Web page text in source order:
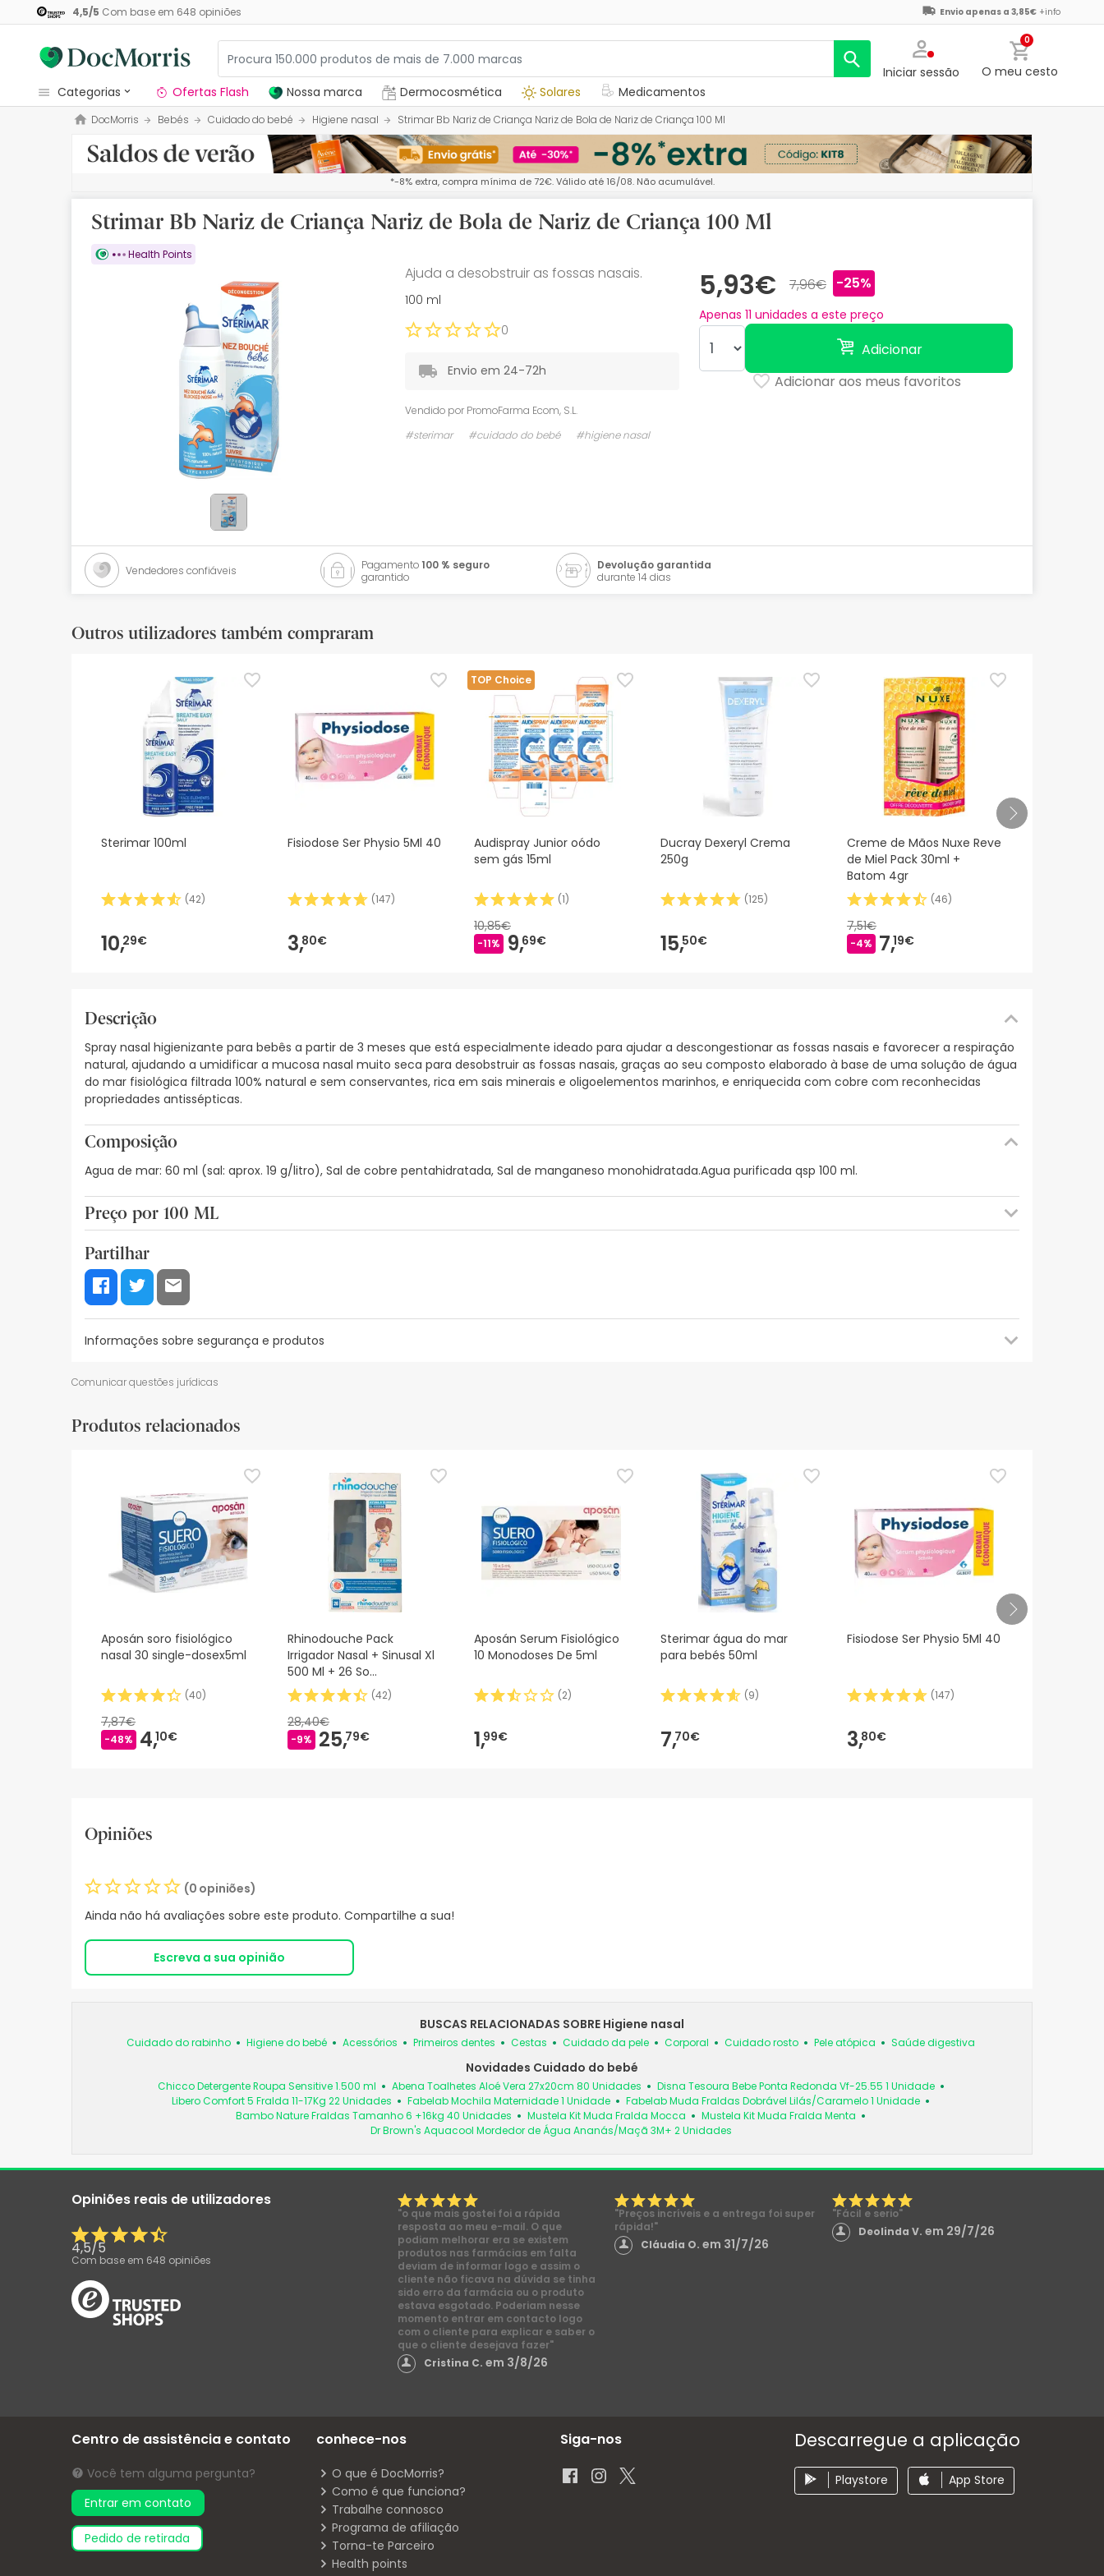
4,5/5 Com base em 648 opiniões Envio apenas a 3,85€ +info
Iniciar sessão
0
O meu cesto
categorias
Dermocosmetica
Nossa marca
Medicamentos
Cosmética
Promoções
Mais vendidos
Ofertas Flash Nossa marca Dermocosmética Solares Medicamentos
DocMorris Bebés Cuidado do bebé Higiene nasal Strimar Bb Nariz de Criança Nariz de Bola de Nariz de Criança 100 Ml
*-8% extra, compra mínima de 72€. Válido até 16/08. Não acumulável.
Strimar Bb Nariz de Criança Nariz de Bola de Nariz de Criança 100 Ml
Health Points
5,93€ 7,96€ -25%
Apenas 11 unidades a este preço
Adicionar
Adicionar aos meus favoritos
Ajuda a desobstruir as fossas nasais.
100 ml
0
Envio em 24-72h
Vendido por PromoFarma Ecom, S.L.
#sterimar
#cuidado do bebé #higiene nasal
Vendedores confiáveis Pagamento100 % seguro
garantido
Devolução garantida
durante 14 dias
Outros utilizadores também compraram
Sterimar 100ml
(42)
10,29€
Fisiodose Ser Physio 5Ml 40
(147)
3,80€
TOP Choice
Audispray Junior oódo
sem gás 15ml
(1)
10,85€
-11% 9,69€
Ducray Dexeryl Crema
250g
(125)
15,50€
Creme de Mãos Nuxe Reve
de Miel Pack 30ml +
Batom 4gr
(46)
7,51€
-4% 7,19€
Descrição
Spray nasal higienizante para bebês a partir de 3 meses que está especialmente ideado para ajudar a descongestionar as fossas nasais e favorecer a respiração
natural, ajudando a umidificar a mucosa nasal muito seca para desobstruir as fossas nasais, graças ao seu composto elaborado à base de uma solução de água
do mar fisiológica filtrada 100% natural e sem conservantes, rica em sais minerais e oligoelementos marinhos, e enriquecida com cobre com reconhecidas
propriedades antissépticas.
Composição
Agua de mar: 60 ml (sal: aprox. 19 g/litro), Sal de cobre pentahidratada, Sal de manganeso monohidratada.Agua purificada qsp 100 ml.
Preço por 100 ML
Partilhar
Informações sobre segurança e produtos
Recursos de segurança visual
De momento, não dispomos de imagens de segurança para este produto, mas estamos a trabalhar nisso. Recomendamos que voltes mais tarde para veres as
sobre segurança, não hesites em contactar-nos. Além disso, se desejares, também podes devolver o produto seguindo os
nossos termos e condições
Comunicar questões jurídicas
Produtos relacionados
Aposán soro fisiológico
nasal 30 single-dosex5ml
(40)
7,87€
-48% 4,10€
Rhinodouche Pack
Irrigador Nasal + Sinusal Xl
500 Ml + 26 So
RHINODOUCHE,
(42)
28,40€
-9% 25,79€
Aposán Serum Fisiológico
10 Monodoses De 5ml
(2)
1,99€
Sterimar água do mar
para bebés 50ml
(9)
7,70€
Fisiodose Ser Physio 5Ml 40
(147)
3,80€
Opiniões
(0 opiniões)
Ainda não há avaliações sobre este produto. Compartilhe a sua!
Escreva a sua opinião
BUSCAS RELACIONADAS SOBRE Higiene nasal
Cuidado do rabinho Higiene do bebé Acessórios Primeiros dentes Cestas Cuidado da pele Corporal Cuidado rosto Pele atópica Saúde digestiva
Novidades Cuidado do bebé
Chicco Detergente Roupa Sensitive 1.500 ml Abena Toalhetes Aloé Vera 27x20cm 80 Unidades
Disna Tesoura Bebe Ponta Redonda Vf-25.55 1 Unidade
Libero Comfort 5 Fralda 11-17Kg 22 Unidades
Fabelab Mochila Maternidade 1 Unidade
Fabelab Muda Fraldas Dobrável Lilás/Caramelo 1 Unidade
Bambo Nature Fraldas Tamanho 6 +16kg 40 Unidades
Mustela Kit Muda Fralda Mocca
Mustela Kit Muda Fralda Menta
Dr Brown's Aquacool Mordedor de Água Ananás/Maçã 3M+ 2 Unidades
Opiniões reais de utilizadores
4,5/5
Com base em 648 opiniões
"o que mais gostei foi a rápida
resposta ao meu e-mail. O que
podiam melhorar era se existem
produtos nas farmácias em falta
deviam de informar logo e assim o
cliente não ficava na dúvida se tinha
sido erro da farmácia ou o produto
estava esgotado. Poderiam nesse
momento entrar em contacto logo
com o cliente para explicar e saber o
que o cliente desejava fazer"
Cristina C. em 3/8/26
"Preços incríveis e a entrega foi super
rápida!"
Cláudia O.em 31/7/26
"Fácil e serio"
Deolinda V. em 29/7/26
Centro de assistência e contato
Você tem alguma pergunta?
Entrar em contato
pedido de retirada
conhece-nos
O que é DocMorris?
Como é que funciona?
Trabalhe connosco
Programa de afiliação
Torna-te Parceiro
Health points
Siga-nos Descarregue a aplicação
Playstore App Store